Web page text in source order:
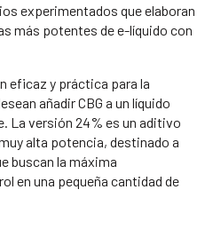
experimentados que elaboran
más potentes de e-líquido con
eficaz y práctica para la
añadir CBG a un líquido
La versión 24% es un aditivo
alta potencia, destinado a
buscan la máxima
en una pequeña cantidad de